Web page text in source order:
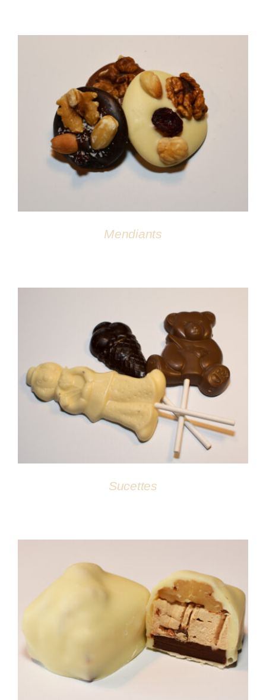
DÉTAILS
Mendiants
DÉTAILS
Sucettes
DÉTAILS